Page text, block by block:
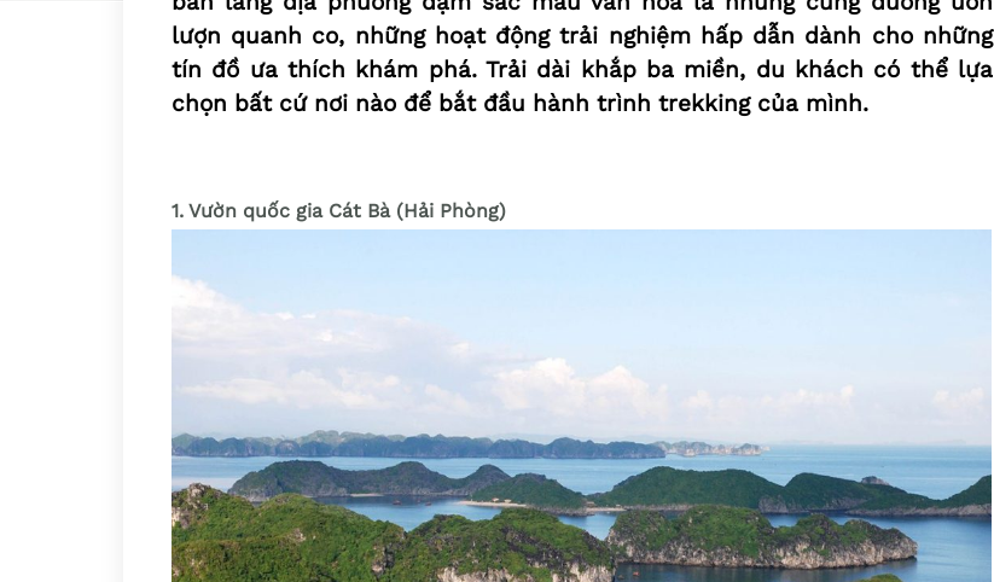
lượn quanh co, những hoạt động trải nghiệm hấp dẫn dành cho những
tín đồ ưa thích khám phá. Trải dài khắp ba miền, du khách có thể lựa
chọn bất cứ nơi nào để bắt đầu hành trình trekking của mình.
1. Vườn quốc gia Cát Bà (Hải Phòng)